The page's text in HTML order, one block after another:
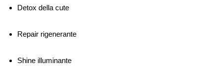
Detox della cute
Repair rigenerante
Shine illuminante